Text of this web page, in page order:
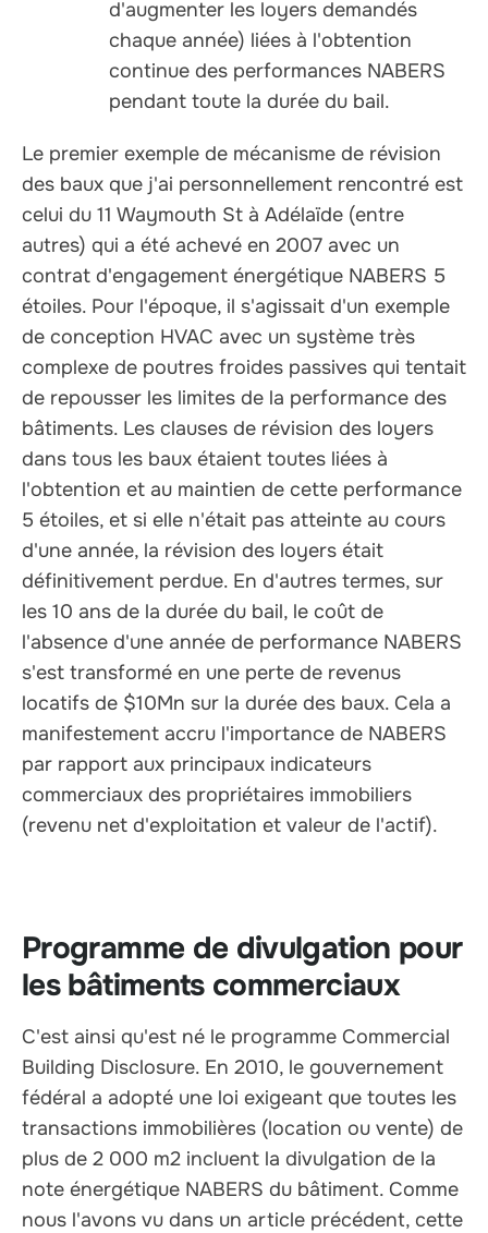
d'augmenter les loyers demandés
chaque année) liées à l'obtention
continue des performances NABERS
pendant toute la durée du bail.
Le premier exemple de mécanisme de révision
des baux que j'ai personnellement rencontré est
celui du 11 Waymouth St à Adélaïde (entre
autres) qui a été achevé en 2007 avec un
contrat d'engagement énergétique NABERS 5
étoiles. Pour l'époque, il s'agissait d'un exemple
de conception HVAC avec un système très
complexe de poutres froides passives qui tentait
de repousser les limites de la performance des
bâtiments. Les clauses de révision des loyers
dans tous les baux étaient toutes liées à
l'obtention et au maintien de cette performance
5 étoiles, et si elle n'était pas atteinte au cours
d'une année, la révision des loyers était
définitivement perdue. En d'autres termes, sur
les 10 ans de la durée du bail, le coût de
l'absence d'une année de performance NABERS
s'est transformé en une perte de revenus
locatifs de $10Mn sur la durée des baux. Cela a
manifestement accru l'importance de NABERS
par rapport aux principaux indicateurs
commerciaux des propriétaires immobiliers
(revenu net d'exploitation et valeur de l'actif).
Programme de divulgation pour
les bâtiments commerciaux
C'est ainsi qu'est né le programme Commercial
Building Disclosure. En 2010, le gouvernement
fédéral a adopté une loi exigeant que toutes les
transactions immobilières (location ou vente) de
plus de 2 000 m2 incluent la divulgation de la
note énergétique NABERS du bâtiment. Comme
nous l'avons vu dans un article précédent, cette